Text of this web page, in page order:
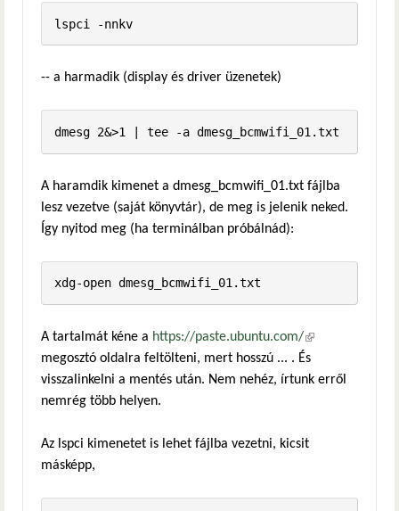
lspci -nnkv
-- a harmadik (display és driver üzenetek)
A haramdik kimenet a dmesg_bcmwifi_01.txt fájlba
lesz vezetve (saját könyvtár), de meg is jelenik neked.
Így nyitod meg (ha terminálban próbálnád):
xdg-open dmesg_bcmwifi_01.txt
A tartalmát kéne a https://paste.ubuntu.com/(külső
hivatkozás)
megosztó oldalra feltölteni, mert hosszú ... . És
visszalinkelni a mentés után. Nem nehéz, írtunk erről
nemrég több helyen.
Az lspci kimenetet is lehet fájlba vezetni, kicsit
másképp,